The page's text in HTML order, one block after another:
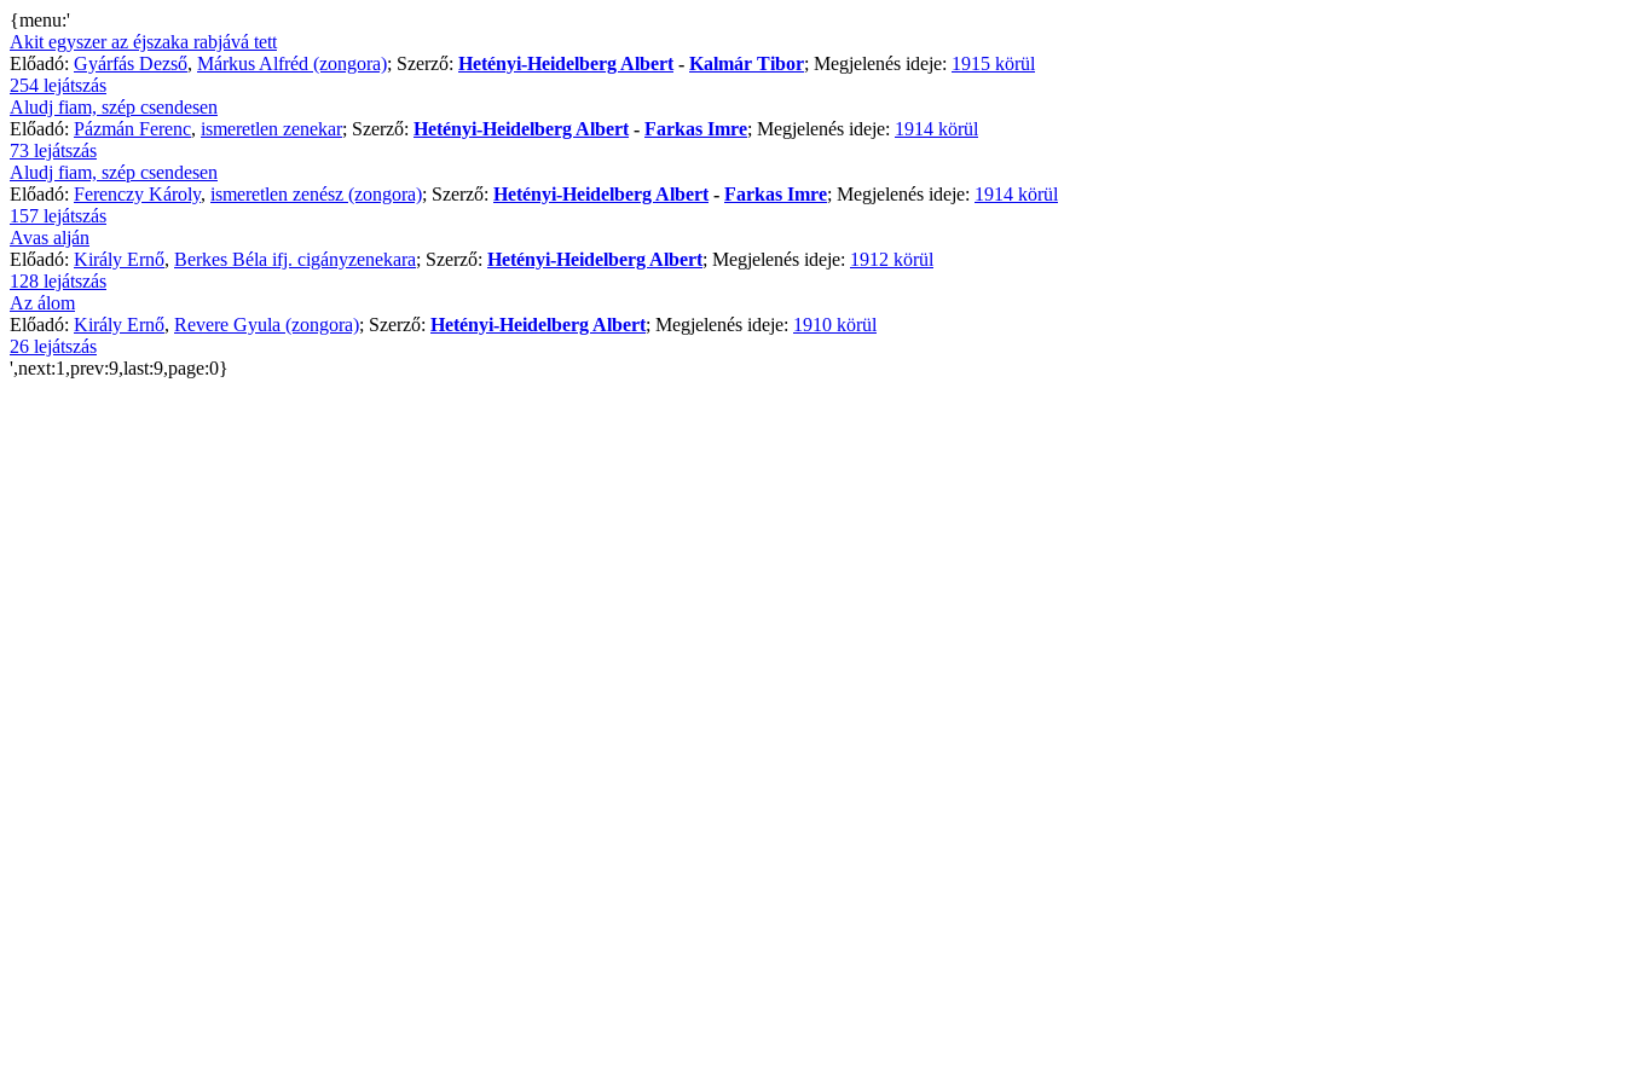
{menu:'
Akit egyszer az éjszaka rabjává tett
Előadó: Gyárfás Dezső, Márkus Alfréd (zongora); Szerző: Hetényi-Heidelberg Albert - Kalmár Tibor; Megjelenés ideje: 1915 körül
254 lejátszás
Aludj fiam, szép csendesen
Előadó: Pázmán Ferenc, ismeretlen zenekar; Szerző: Hetényi-Heidelberg Albert - Farkas Imre; Megjelenés ideje: 1914 körül
73 lejátszás
Aludj fiam, szép csendesen
Előadó: Ferenczy Károly, ismeretlen zenész (zongora); Szerző: Hetényi-Heidelberg Albert - Farkas Imre; Megjelenés ideje: 1914 körül
157 lejátszás
Avas alján
Előadó: Király Ernő, Berkes Béla ifj. cigányzenekara; Szerző: Hetényi-Heidelberg Albert; Megjelenés ideje: 1912 körül
128 lejátszás
Az álom
Előadó: Király Ernő, Revere Gyula (zongora); Szerző: Hetényi-Heidelberg Albert; Megjelenés ideje: 1910 körül
26 lejátszás
',next:1,prev:9,last:9,page:0}